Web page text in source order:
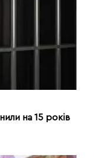
на 15 років